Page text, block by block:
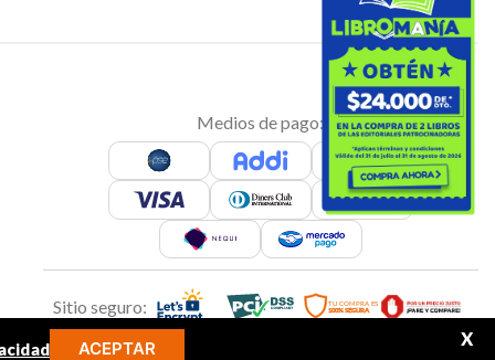
ACEPTAR X
Medios de pago:
Sitio seguro: